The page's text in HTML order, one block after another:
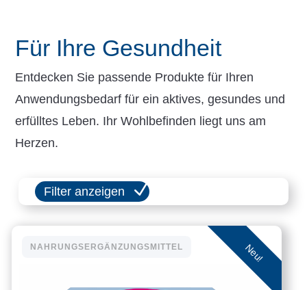
Für Ihre Gesundheit
Entdecken Sie passende Produkte für Ihren
Anwendungsbedarf für ein aktives, gesundes und
erfülltes Leben. Ihr Wohlbefinden liegt uns am
Herzen.
Filter anzeigen
Neu!
NAHRUNGSERGÄNZUNGSMITTEL